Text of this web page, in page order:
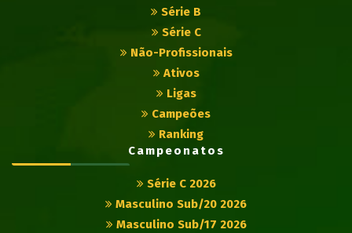
Série B
Série C
Não-Profissionais
Ativos
Ligas
Campeões
Ranking
Campeonatos
Série C 2026
Masculino Sub/20 2026
Masculino Sub/17 2026